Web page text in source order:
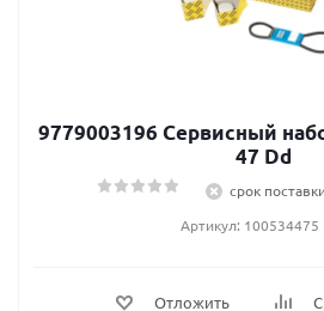
9779003196 Сервисный
47 Dd
срок
Артикул: 100534475
Отложить